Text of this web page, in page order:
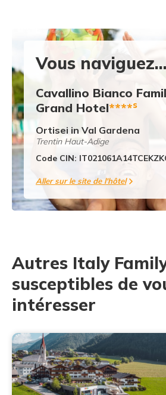
Vous naviguez...
Cavallino Bianco
Grand Hotel****s
Ortisei in Val Gardena
Trentin Haut-Adige
Code CIN:
Aller sur le site de l'hôtel
Autres Italy
susceptibles de
intéresser